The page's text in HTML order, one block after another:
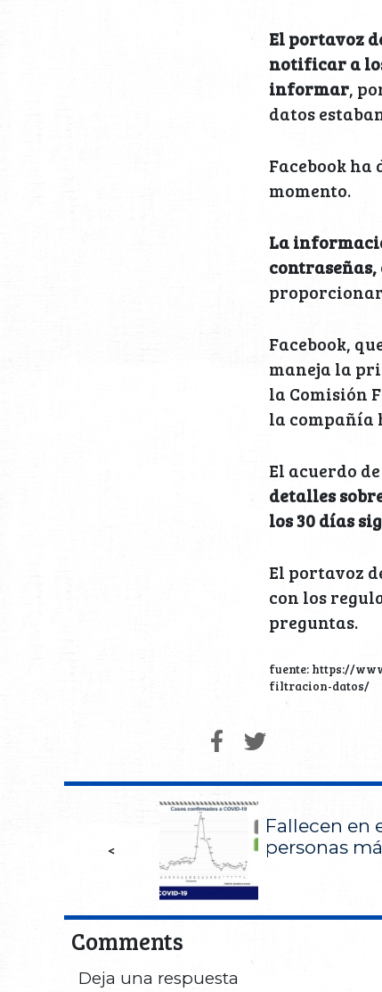
El portavoz
notificar a
informar,
datos
Facebook
momento.
La
contraseñas,
Facebook,
maneja la
la Comisión
la compañía
El acuerdo
detalles
los 30 días
El portavoz
con los
preguntas.
fuente: https://
filtracion-datos/
<
Fallecen en
personas
Comments
Deja una respuesta